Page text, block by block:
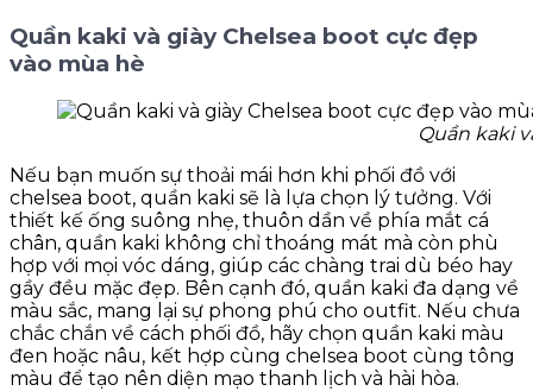
Quần kaki và giày Chelsea boot cực đẹp
vào mùa hè
Quần kaki
Nếu bạn muốn sự thoải mái hơn khi phối đồ với
chelsea boot, quần kaki sẽ là lựa chọn lý tưởng. Với
thiết kế ống suông nhẹ, thuôn dần về phía mắt cá
chân, quần kaki không chỉ thoáng mát mà còn phù
hợp với mọi vóc dáng, giúp các chàng trai dù béo hay
gầy đều mặc đẹp. Bên cạnh đó, quần kaki đa dạng về
màu sắc, mang lại sự phong phú cho outfit. Nếu chưa
chắc chắn về cách phối đồ, hãy chọn quần kaki màu
đen hoặc nâu, kết hợp cùng chelsea boot cùng tông
màu để tạo nên diện mạo thanh lịch và hài hòa.